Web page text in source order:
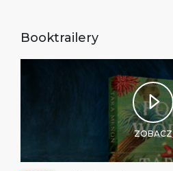
Booktrailery
ZOBACZ